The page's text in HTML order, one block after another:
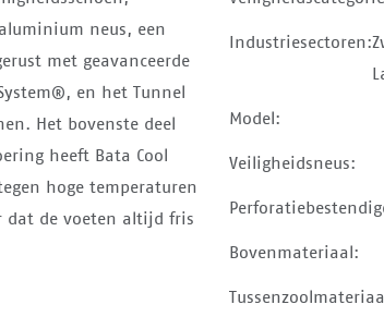
neus, een
met geavanceerde
en het Tunnel
Het bovenste deel
heeft Bata Cool
hoge temperaturen
dat de voeten altijd fris
Industriesectoren:
Model:
Veiligheidsneus:
Bovenmateriaal: